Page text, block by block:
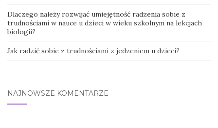
Dlaczego należy rozwijać umiejętność radzenia sobie z
trudnościami w nauce u dzieci w wieku szkolnym na lekcjach
biologii?
Jak radzić sobie z trudnościami z jedzeniem u dzieci?
NAJNOWSZE KOMENTARZE